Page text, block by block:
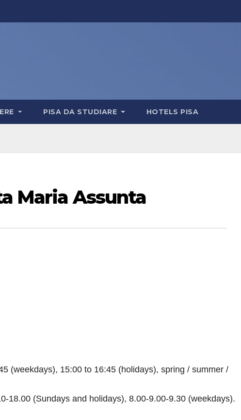
PISA DA STUDIARE HOTELS PISA
Maria Assunta
(weekdays), 15:00 to 16:45 (holidays), spring / summer /
18.00 (Sundays and holidays), 8.00-9.00-9.30 (weekdays).